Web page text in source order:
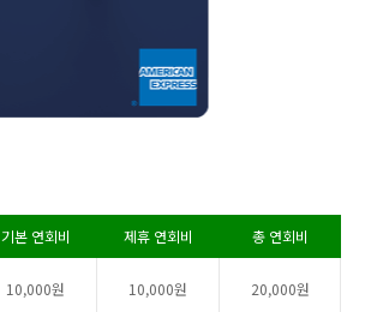
기본 연회비 제휴 연회비 총 연회비
10,000원 10,000원 20,000원